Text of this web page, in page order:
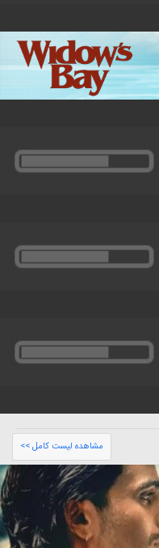
مشاهده لیست کامل >>